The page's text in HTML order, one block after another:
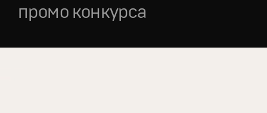
промо конкурса